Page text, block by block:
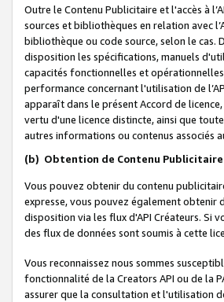
Outre le Contenu Publicitaire et l'accès à
sources et bibliothèques en relation avec
bibliothèque ou code source, selon le cas.
disposition les spécifications, manuels
capacités fonctionnelles et
performance concernant l'utilisation de
apparaît dans le présent Accord de
vertu d'une licence distincte, ainsi que
autres informations ou contenus associés
(b) Obtention de Contenu
Vous pouvez obtenir du contenu
expresse, vous pouvez également obtenir
disposition via les flux d'API Créateurs. Si
des flux de données sont soumis à cette
Vous reconnaissez nous sommes
fonctionnalité de la Creators API ou de la
assurer que la consultation et l'utilisation